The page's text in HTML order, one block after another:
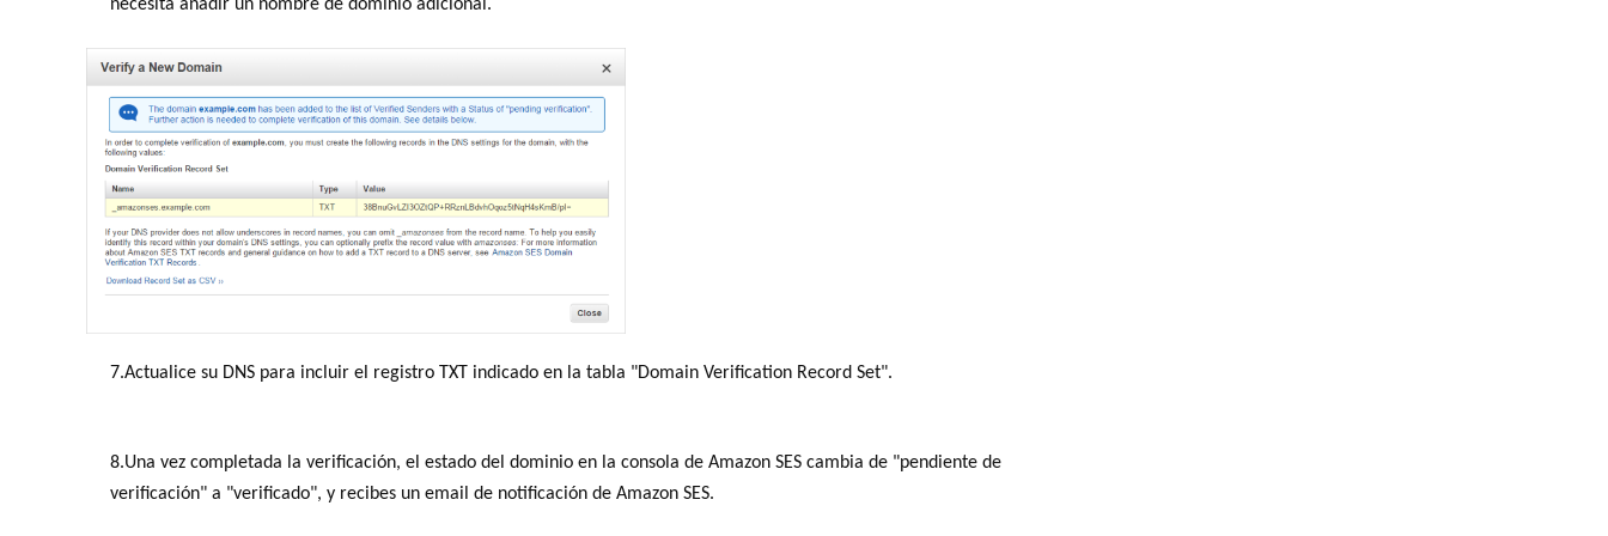
necesita añadir un nombre de dominio adicional.
7.Actualice su DNS para incluir el registro TXT indicado en la tabla "Domain Verification Record Set".
8.Una vez completada la verificación, el estado del dominio en la consola de Amazon SES cambia de "pendiente de
verificación" a "verificado", y recibes un email de notificación de Amazon SES.